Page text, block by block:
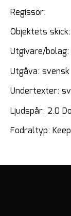
Regissör:
Objektets
Utgivare/
Utgåva: svensk
Undertexter:
Ljudspår: 2.0
Fodraltyp: